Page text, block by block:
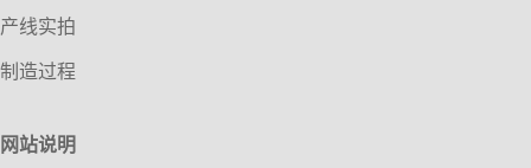
产线实拍
制造过程
网站说明